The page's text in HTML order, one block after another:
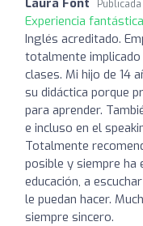
Experiencia
Inglés acreditado.
totalmente
clases. Mi hijo de 14
su didáctica porque
para aprender.
e incluso en el
Totalmente
posible y siempre ha
educación, a
le puedan hacer.
siempre sincero.